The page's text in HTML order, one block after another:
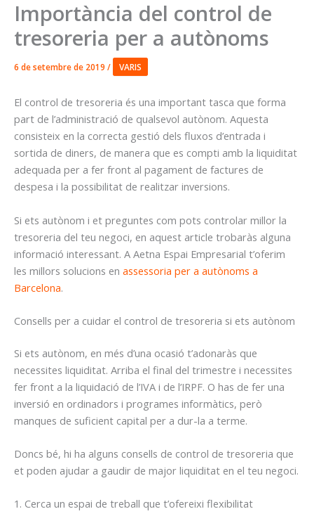
Importància del control de
tresoreria per a autònoms
6 de setembre de 2019 / VARIS
El control de tresoreria és una important tasca que forma
part de l’administració de qualsevol autònom. Aquesta
consisteix en la correcta gestió dels fluxos d’entrada i
sortida de diners, de manera que es compti amb la liquiditat
adequada per a fer front al pagament de factures de
despesa i la possibilitat de realitzar inversions.
Si ets autònom i et preguntes com pots controlar millor la
tresoreria del teu negoci, en aquest article trobaràs alguna
informació interessant. A Aetna Espai Empresarial t’oferim
les millors solucions en assessoria per a autònoms a
Barcelona.
Consells per a cuidar el control de tresoreria si ets autònom
Si ets autònom, en més d’una ocasió t’adonaràs que
necessites liquiditat. Arriba el final del trimestre i necessites
fer front a la liquidació de l’IVA i de l’IRPF. O has de fer una
inversió en ordinadors i programes informàtics, però
manques de suficient capital per a dur-la a terme.
Doncs bé, hi ha alguns consells de control de tresoreria que
et poden ajudar a gaudir de major liquiditat en el teu negoci.
1. Cerca un espai de treball que t’ofereixi flexibilitat